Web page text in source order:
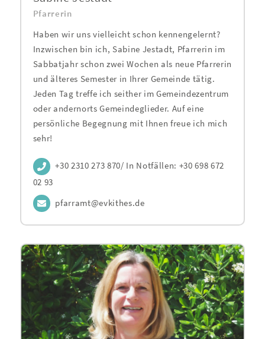
Pfarrerin
Haben wir uns vielleicht schon kennengelernt?
Inzwischen bin ich, Sabine Jestadt, Pfarrerin im
Sabbatjahr schon zwei Wochen als neue Pfarrerin
und älteres Semester in Ihrer Gemeinde tätig.
Jeden Tag treffe ich seither im Gemeindezentrum
oder andernorts Gemeindeglieder. Auf eine
persönliche Begegnung mit Ihnen freue ich mich
sehr!
+30 2310 273 870/ In Notfällen: +30 698 672
02 93
pfarramt@evkithes.de